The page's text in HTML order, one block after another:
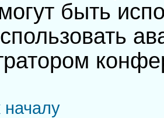
быть
началу